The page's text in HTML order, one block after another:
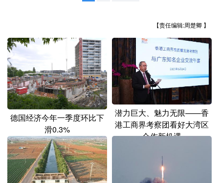
江西
山东 河南 湖北 湖南
广东 广西 海南 重庆
四川 贵州 云南 西藏
陕西 甘肃 青海 宁夏
黑龙江
多语种频道
【责任编辑:周楚卿 】
德国经济今年一季度环比下
滑0.3%
潜力巨大、魅力无限——香
港工商界考察团看好大湾区
合作新机遇